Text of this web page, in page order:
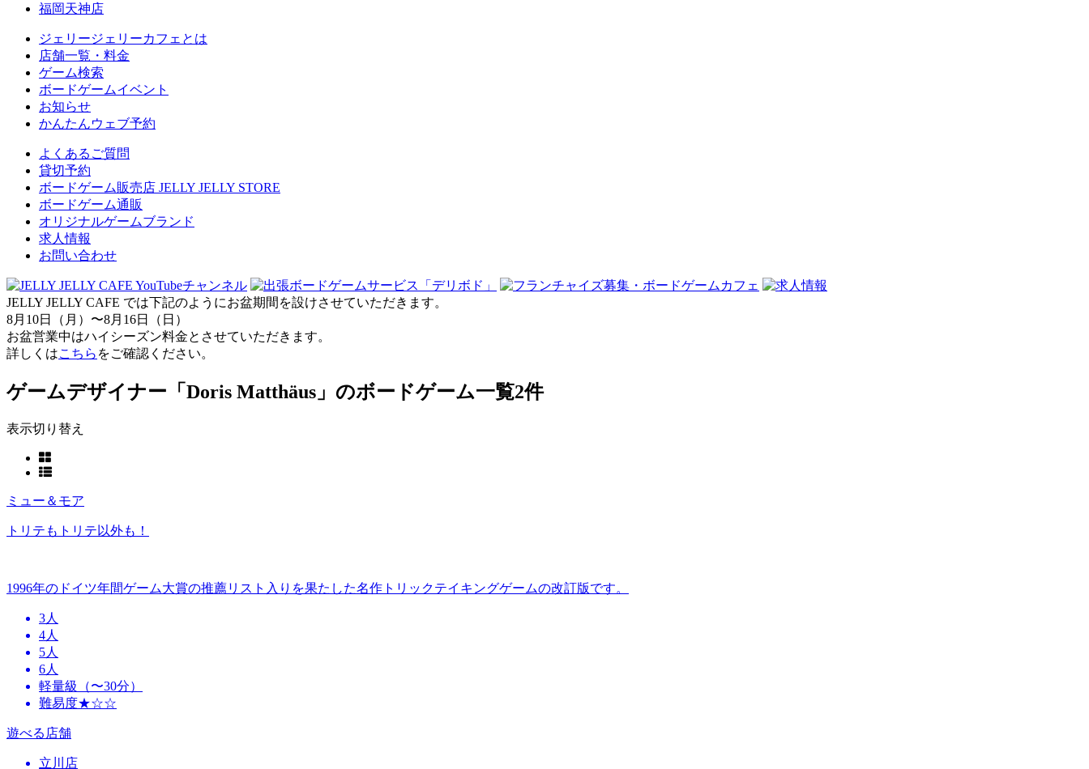
福岡天神店
ジェリージェリーカフェとは
店舗一覧・料金
ゲーム検索
ボードゲームイベント
お知らせ
かんたんウェブ予約
よくあるご質問
貸切予約
ボードゲーム販売店 JELLY JELLY STORE
ボードゲーム通販
オリジナルゲームブランド
求人情報
お問い合わせ
JELLY JELLY CAFE では下記のようにお盆期間を設けさせていただきます。
8月10日（月）〜8月16日（日）
お盆営業中はハイシーズン料金とさせていただきます。
詳しくはこちら をご確認ください。
ゲームデザイナー「Doris Matthäus」のボードゲーム一覧2件
表示切り替え
ミュー＆モア
トリテもトリテ以外も！
1996年のドイツ年間ゲーム大賞の推薦リスト入りを果たした名作トリックテイキングゲームの改訂版です。
3人
4人
5人
6人
軽量級（〜30分）
難易度★☆☆
遊べる店舗
立川店